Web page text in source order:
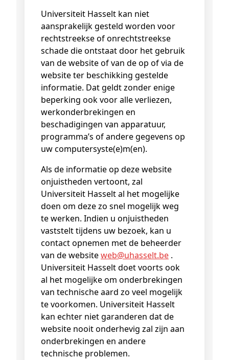
Universiteit Hasselt kan niet
aansprakelijk gesteld worden voor
rechtstreekse of onrechtstreekse
schade die ontstaat door het gebruik
van de website of van de op of via de
website ter beschikking gestelde
informatie. Dat geldt zonder enige
beperking ook voor alle verliezen,
werkonderbrekingen en
beschadigingen van apparatuur,
programma’s of andere gegevens op
uw computersyste(e)m(en).
Als de informatie op deze website
onjuistheden vertoont, zal
Universiteit Hasselt al het mogelijke
doen om deze zo snel mogelijk weg
te werken. Indien u onjuistheden
vaststelt tijdens uw bezoek, kan u
contact opnemen met de beheerder
van de websiteweb@uhasselt.be .
Universiteit Hasselt doet voorts ook
al het mogelijke om onderbrekingen
van technische aard zo veel mogelijk
te voorkomen. Universiteit Hasselt
kan echter niet garanderen dat de
website nooit onderhevig zal zijn aan
onderbrekingen en andere
technische problemen.